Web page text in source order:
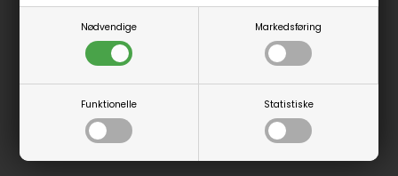
Nødvendige Markedsføring
Funktionelle Statistiske